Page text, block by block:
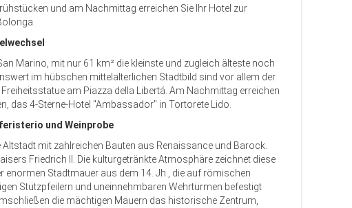
und am Nachmittag erreichen Sie Ihr Hotel zur
Marino, mit nur 61 km² die kleinste und zugleich älteste noch
im hübschen mittelalterlichen Stadtbild sind vor allem der
am Piazza della Libertá. Am Nachmittag erreichen
das 4-Sterne-Hotel "Ambassador" in Tortorete Lido.
und Weinprobe
mit zahlreichen Bauten aus Renaissance und Barock.
Friedrich II. Die kulturgetränkte Atmosphäre zeichnet diese
enormen Stadtmauer aus dem 14. Jh., die auf römischen
Stützpfeilern und uneinnehmbaren Wehrtürmen befestigt
die mächtigen Mauern das historische Zentrum,